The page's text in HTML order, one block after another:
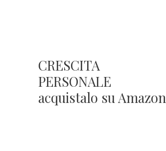
CRESCITA
PERSONALE
acquistalo su Amazon